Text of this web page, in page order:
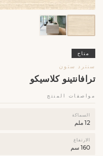
متاح
سنترد ستون
ترافانتينو كلاسيكو
مواصفات المنتج
السماكة
12 ملم
الارتفاع
160 سم